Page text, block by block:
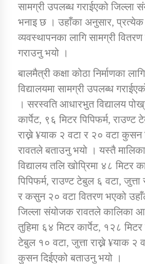
कर्णाली प्राविधि
तातोपानी गाउँपालिकाको न्यायिक समिति सम्बन्धी
तातोपानी गाउँपालिका जुम्लाको महिला तथा लैङ्गिक
सम्बन्धी सूचना सन्देश
तातोपानी गाउँपालिका जुम्लाको महिनावारी सम्बन्धिकाे
सन्देश
सामग्री उपलब्ध गराईएको जिल्ला
भनाइ छ । उहाँका अनुसार, प्रत्येक
व्यवस्थापनका लागि सामग्री
गराउनु भयो ।
बालमैत्री कक्षा कोठा निर्माणका
विद्यालयमा सामग्री उपलब्ध
। सरस्वति आधारभुत विद्यालय
कार्पेट, ९६ मिटर पिपिफर्म, राउण्ट
राख्ने ¥याक २ वटा र २० वटा कुसन
रावतले बताउनु भयो । यस्तै
विद्यालय तलि खोप्रिमा ४८ मिटर
पिपिफर्म, राउण्ट टेबुल ६ वटा, जुत्ता
र कसुन २० वटा वितरण भएको
जिल्ला संयोजक रावतले कालिका
तुहिमा ६४ मिटर कार्पेट, १२८ मिटर
टेबुल १० वटा, जुत्ता राख्ने ¥याक २
कुसन दिईएको बताउनु भयो ।